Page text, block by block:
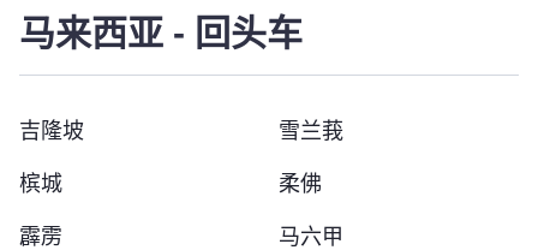
马来西亚 - 回头车
吉隆坡 雪兰莪
槟城 柔佛
霹雳 马六甲